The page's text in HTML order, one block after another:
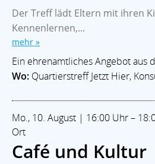
Der Treff lädt Eltern mit ihren
Kennenlernen,...
mehr »
Ein ehrenamtliches Angebot aus
Wo: Quartierstreff Jetzt Hier,
Mo., 10. August | 16:00 Uhr –
Ort
Café und Kultur